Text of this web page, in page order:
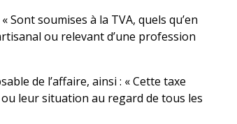
soumises à la TVA, quels qu’en
ou relevant d’une profession
de l’affaire, ainsi : « Cette taxe
leur situation au regard de tous les